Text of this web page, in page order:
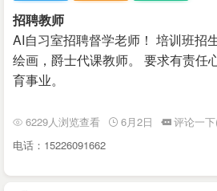
招聘教师
AI自习室招聘督学老师！ 培训班招
绘画，爵士代课教师。 要求有责任
育事业。
6229人浏览查看 6月2日
评论一
电话：15226091662